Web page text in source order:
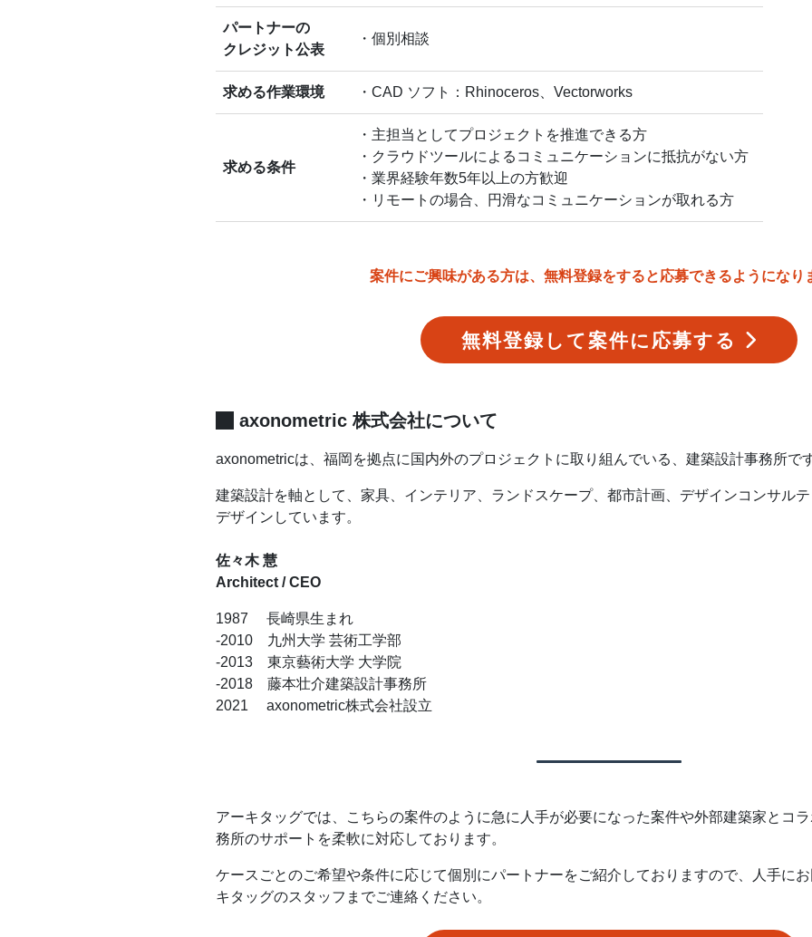
パートナーの
クレジット公表
・個別相談
求める作業環境 ・CAD ソフト：Rhinoceros、Vectorworks
求める条件
・主担当としてプロジェクトを推進できる方
・クラウドツールによるコミュニケーションに抵抗がない方
・業界経験年数5年以上の方歓迎
・リモートの場合、円滑なコミュニケーションが取れる方
案件にご興味がある方は、無料登録をすると応募できるようになり
無料登録して案件に応募する
axonometric 株式会社について
axonometricは、福岡を拠点に国内外のプロジェクトに取り組んでいる、建築設計事務所で
建築設計を軸として、家具、インテリア、ランドスケープ、都市計画、デザインコンサル
デザインしています。
佐々木 慧
Architect / CEO
1987 長崎県生まれ
-2010 九州大学 芸術工学部
-2013 東京藝術大学 大学院
-2018 藤本壮介建築設計事務所
2021 axonometric株式会社設立
アーキタッグでは、こちらの案件のように急に人手が必要になった案件や外部建築家とコ
務所のサポートを柔軟に対応しております。
ケースごとのご希望や条件に応じて個別にパートナーをご紹介しておりますので、人手に
キタッグのスタッフまでご連絡ください。